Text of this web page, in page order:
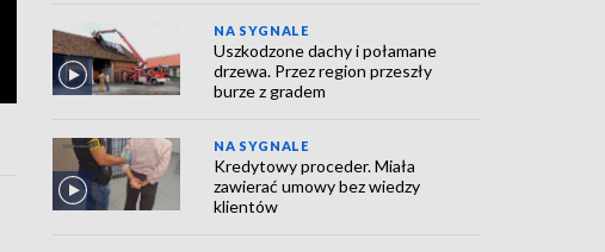
NA SYGNALE
Uszkodzone dachy i połamane
drzewa. Przez region przeszły
burze z gradem
NA SYGNALE
Kredytowy proceder. Miała
zawierać umowy bez wiedzy
klientów